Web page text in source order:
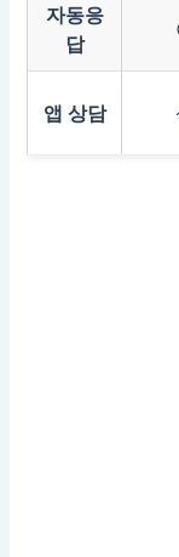
자동응
답
앱 상담